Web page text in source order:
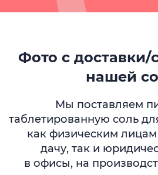
Фото с доставки/
нашей
Мы поставляем
таблетированную соль
как физическим
дачу, так и
в офисы, на